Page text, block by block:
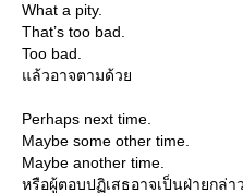
What a pity.
That’s too bad.
Too bad.
ล้วอาจตามด้ว
Perhaps next time.
Maybe some other time.
Maybe another time.
หรือผู้ตอบปฏิเสธอาจเป็นฝ่ายกล่า